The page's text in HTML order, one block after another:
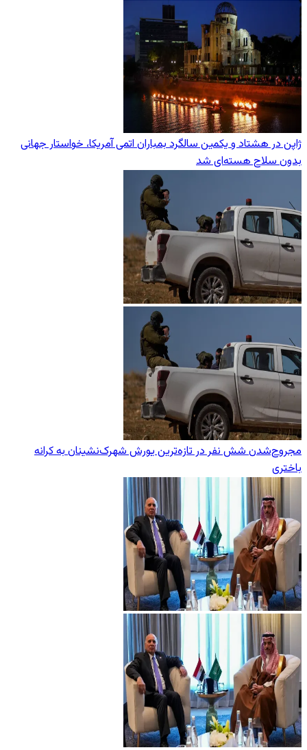
ژاپن در هشتاد و یکمین سالگرد بمباران اتمی آمریکا، خواستار جهانی
بدون سلاح هسته‌ای شد
مجروح‌شدن شش نفر در تازه‌‌ترین یورش‌ شهرک‌نشینان به کرانه
باختری